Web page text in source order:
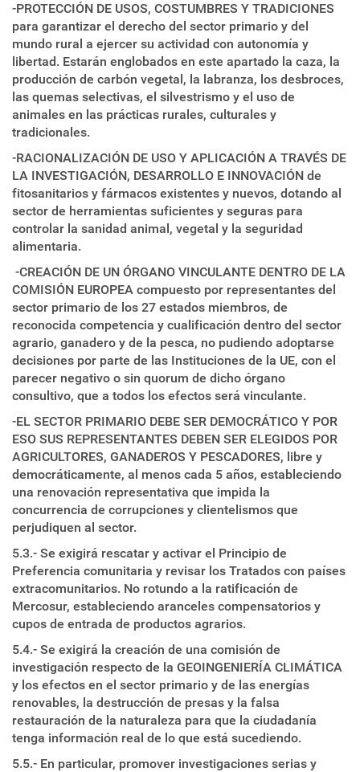
-PROTECCIÓN DE USOS, COSTUMBRES Y TRADICIONES
para garantizar el derecho del sector primario y del
mundo rural a ejercer su actividad con autonomía y
libertad. Estarán englobados en este apartado la caza, la
producción de carbón vegetal, la labranza, los desbroces,
las quemas selectivas, el silvestrismo y el uso de
animales en las prácticas rurales, culturales y
tradicionales.
-RACIONALIZACIÓN DE USO Y APLICACIÓN A TRAVÉS DE
LA INVESTIGACIÓN, DESARROLLO E INNOVACIÓN de
fitosanitarios y fármacos existentes y nuevos, dotando al
sector de herramientas suficientes y seguras para
controlar la sanidad animal, vegetal y la seguridad
alimentaria.
-CREACIÓN DE UN ÓRGANO VINCULANTE DENTRO DE LA
COMISIÓN EUROPEA compuesto por representantes del
sector primario de los 27 estados miembros, de
reconocida competencia y cualificación dentro del sector
agrario, ganadero y de la pesca, no pudiendo adoptarse
decisiones por parte de las Instituciones de la UE, con el
parecer negativo o sin quorum de dicho órgano
consultivo, que a todos los efectos será vinculante.
-EL SECTOR PRIMARIO DEBE SER DEMOCRÁTICO Y POR
ESO SUS REPRESENTANTES DEBEN SER ELEGIDOS POR
AGRICULTORES, GANADEROS Y PESCADORES, libre y
democráticamente, al menos cada 5 años, estableciendo
una renovación representativa que impida la
concurrencia de corrupciones y clientelismos que
perjudiquen al sector.
5.3.- Se exigirá rescatar y activar el Principio de
Preferencia comunitaria y revisar los Tratados con países
extracomunitarios. No rotundo a la ratificación de
Mercosur, estableciendo aranceles compensatorios y
cupos de entrada de productos agrarios.
5.4.- Se exigirá la creación de una comisión de
investigación respecto de la GEOINGENIERÍA CLIMÁTICA
y los efectos en el sector primario y de las energías
renovables, la destrucción de presas y la falsa
restauración de la naturaleza para que la ciudadanía
tenga información real de lo que está sucediendo.
5.5.- En particular, promover investigaciones serias y